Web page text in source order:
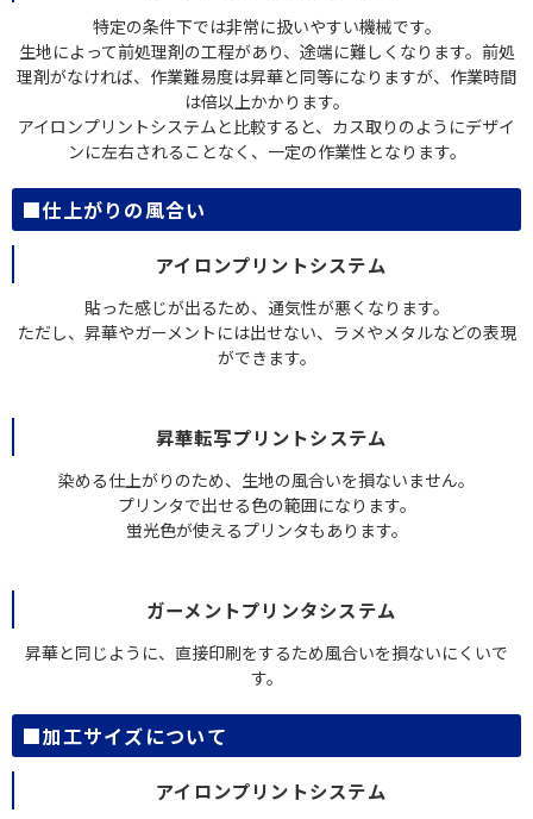
特定の条件下では非常に扱いやすい機械です。
生地によって前処理剤の工程があり、途端に難しくなります。前処
理剤がなければ、作業難易度は昇華と同等になりますが、作業時間
は倍以上かかります。
アイロンプリントシステムと比較すると、カス取りのようにデザイ
ンに左右されることなく、一定の作業性となります。
■仕上がりの風合い
アイロンプリントシステム
貼った感じが出るため、通気性が悪くなります。
ただし、昇華やガーメントには出せない、ラメやメタルなどの表現
ができます。
昇華転写プリントシステム
染める仕上がりのため、生地の風合いを損ないません。
プリンタで出せる色の範囲になります。
蛍光色が使えるプリンタもあります。
ガーメントプリンタシステム
昇華と同じように、直接印刷をするため風合いを損ないにくいで
す。
■加工サイズについて
アイロンプリントシステム